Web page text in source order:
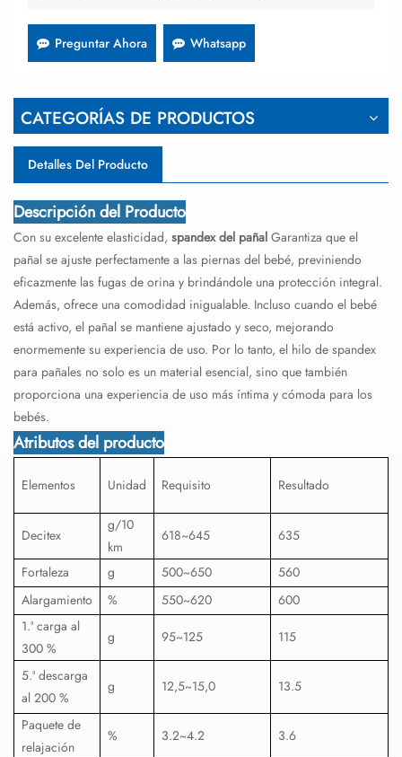
Preguntar Ahora Whatsapp
CATEGORÍAS DE PRODUCTOS
Detalles Del Producto
Descripción del Producto
Con su excelente elasticidad, spandex del pañal Garantiza que el
pañal se ajuste perfectamente a las piernas del bebé, previniendo
eficazmente las fugas de orina y brindándole una protección integral.
Además, ofrece una comodidad inigualable. Incluso cuando el bebé
está activo, el pañal se mantiene ajustado y seco, mejorando
enormemente su experiencia de uso. Por lo tanto, el hilo de spandex
para pañales no solo es un material esencial, sino que también
proporciona una experiencia de uso más íntima y cómoda para los
bebés.
Atributos del producto
Elementos Unidad Requisito Resultado
Decitex
g/10
km
618~645 635
Fortaleza g 500~650
560
Alargamiento
% 550~620
600
1.ª carga al
300 %
g 95~125 115
5.ª descarga
al 200 %
g 12,5~15,0 13.5
Paquete de
relajación
% 3.2~4.2 3.6